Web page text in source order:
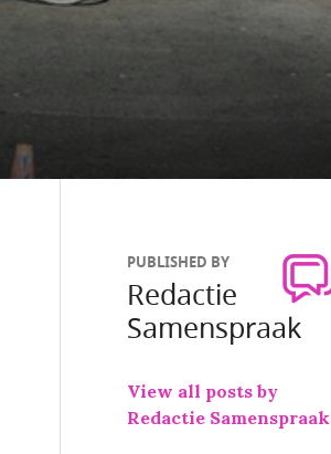
PUBLISHED BY
Redactie
Samenspraak
View all posts by
Redactie Samenspraak